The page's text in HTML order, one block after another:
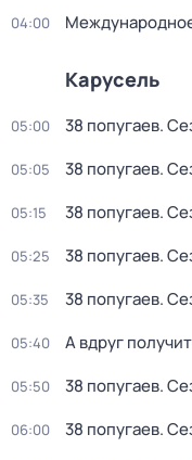
04:00
Карусель
05:00 38 попугаев.
05:05 38 попугаев.
05:15 38 попугаев.
05:25 38 попугаев.
05:35 38 попугаев.
05:40 А вдруг
05:50 38 попугаев.
06:00 38 попугаев.